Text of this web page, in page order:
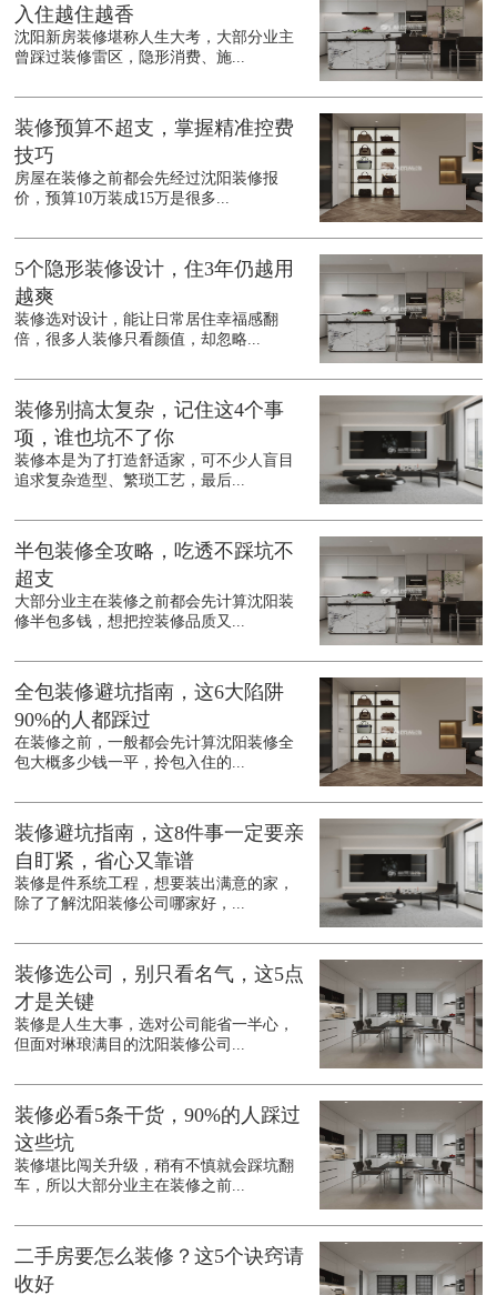
入住越住越香
沈阳新房装修堪称人生大考，大部分业主
曾踩过装修雷区，隐形消费、施...
装修预算不超支，掌握精准控费
技巧
房屋在装修之前都会先经过沈阳装修报
价，预算10万装成15万是很多...
5个隐形装修设计，住3年仍越用
越爽
装修选对设计，能让日常居住幸福感翻
倍，很多人装修只看颜值，却忽略...
装修别搞太复杂，记住这4个事
项，谁也坑不了你
装修本是为了打造舒适家，可不少人盲目
追求复杂造型、繁琐工艺，最后...
半包装修全攻略，吃透不踩坑不
超支
大部分业主在装修之前都会先计算沈阳装
修半包多钱，想把控装修品质又...
全包装修避坑指南，这6大陷阱
90%的人都踩过
在装修之前，一般都会先计算沈阳装修全
包大概多少钱一平，拎包入住的...
装修避坑指南，这8件事一定要亲
自盯紧，省心又靠谱
装修是件系统工程，想要装出满意的家，
除了了解沈阳装修公司哪家好，...
装修选公司，别只看名气，这5点
才是关键
装修是人生大事，选对公司能省一半心，
但面对琳琅满目的沈阳装修公司...
装修必看5条干货，90%的人踩过
这些坑
装修堪比闯关升级，稍有不慎就会踩坑翻
车，所以大部分业主在装修之前...
二手房要怎么装修？这5个诀窍请
收好